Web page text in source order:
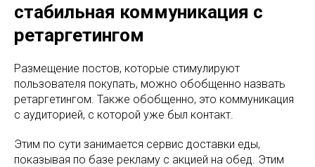
стабильная коммуникация с
ретаргетингом
Размещение постов, которые стимулируют
пользователя покупать, можно обобщенно назвать
ретаргетингом. Также обобщенно, это коммуникация
с аудиторией, с которой уже был контакт.
Этим по сути занимается сервис доставки еды,
показывая по базе рекламу с акцией на обед. Этим